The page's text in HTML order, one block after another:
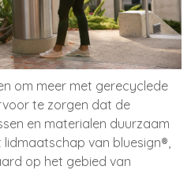
om meer met gerecyclede
te zorgen dat de
en materialen duurzaam
lidmaatschap van bluesign®,
op het gebied van